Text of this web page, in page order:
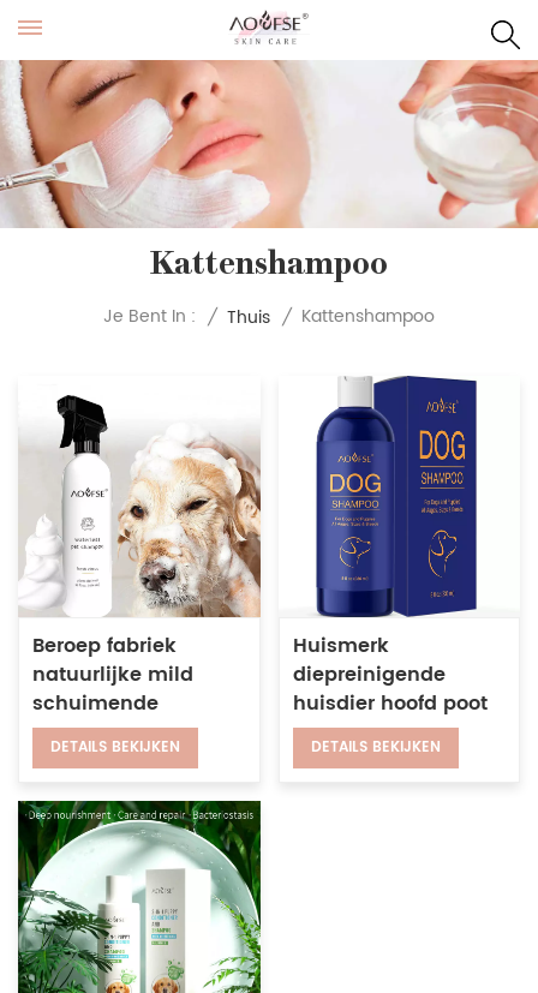
Kattenshampoo
Je Bent In : / Thuis / Kattenshampoo
Beroep fabriek
natuurlijke mild
schuimende
waterloze reinigende
droge
voor katten en
honden
DETAILS BEKIJKEN
Huismerk
diepreinigende
huisdier hoofd poot
body wash
natuurlijke
DETAILS BEKIJKEN